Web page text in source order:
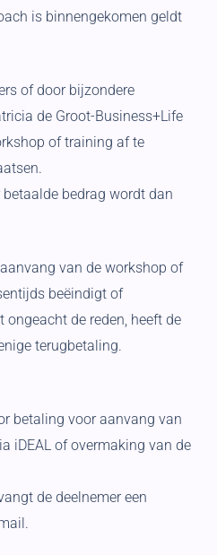
is binnengekomen geldt
of door bijzondere
de Groot-Business+Life
of training af te
bedrag wordt dan
van de workshop of
beëindigt of
de reden, heeft de
terugbetaling.
betaling voor aanvang van
iDEAL of overmaking van de
de deelnemer een